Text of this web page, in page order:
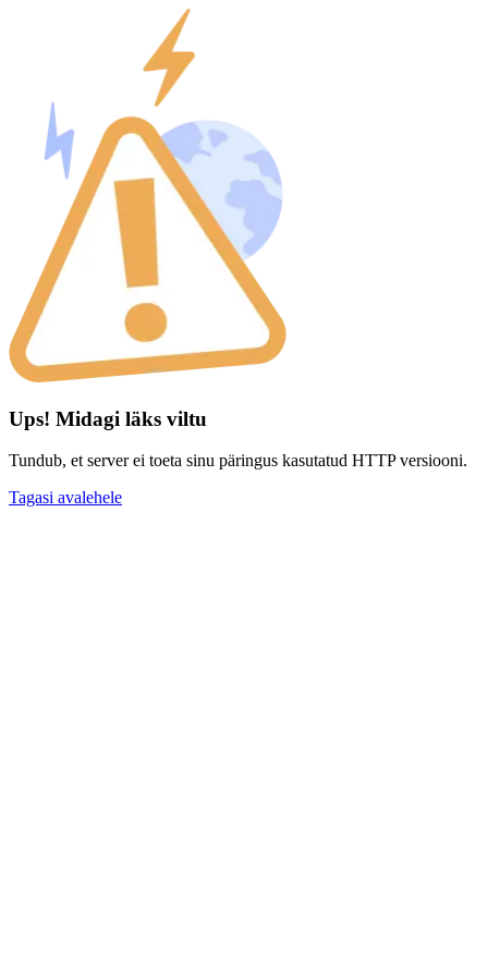
Ups! Midagi läks viltu
Tundub, et server ei toeta sinu päringus kasutatud HTTP versiooni.
Tagasi avalehele